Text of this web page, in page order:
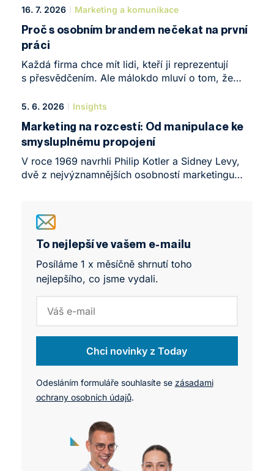
dvacetistránkové seminární práce, kterou dost
na NEWTON University využuji již 5. rokem
předmět Trendy v digitálním marketingu, jehož
jsem garantem, se snažím vést spíše jako
špičkovou oborovou konferenci propojenou
16. 7. 2026 Marketing a komunikace
Proč s osobním brandem nečekat na první
práci
Každá firma chce mít lidi, kteří ji reprezentují
s přesvědčením. Ale málokdo mluví o tom, že
důležitá. V rámci praxe Ambasadorství
se studenty Business Leadership Programu. A
výsledky mě překvapily.
5. 6. 2026 Insights
Marketing na rozcestí: Od manipulace ke
smysluplnému propojení
V roce 1969 navrhli Philip Kotler a Sidney Levy,
dvě z nejvýznamnějších osobností marketingu
To nejlepší ve vašem e-mailu
Posíláme 1 x měsíčně shrnutí toho
nejlepšího, co jsme vydali.
Chci novinky z Today
Odesláním formuláře souhlasíte se zásadami
ochrany osobních údajů.